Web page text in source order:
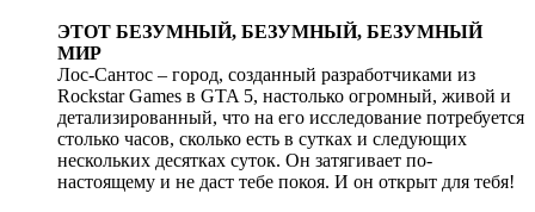
ЭТОТ БЕЗУМНЫЙ, БЕЗУМНЫЙ, БЕЗУМНЫЙ
МИР
Лос-Сантос – город, созданный разработчиками из
Rockstar Games в GTA 5, настолько огромный, живой и
детализированный, что на его исследование потребуется
столько часов, сколько есть в сутках и следующих
нескольких десятках суток. Он затягивает по-
настоящему и не даст тебе покоя. И он открыт для тебя!